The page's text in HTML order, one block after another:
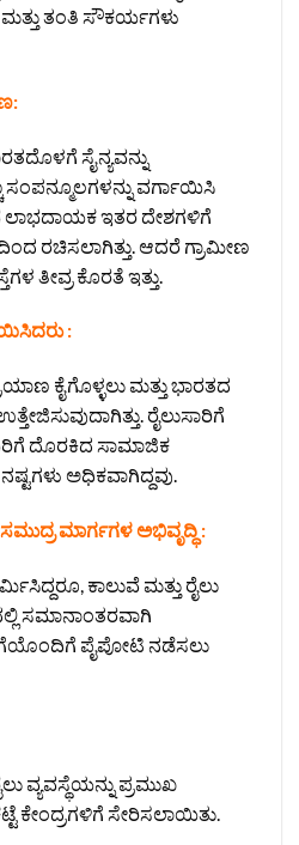
ತಂತಿ ಸೌಕರ್ಯಗಳು
ಸೈನ್ಯವನ್ನು
ಸಂಪನ್ಮೂಲಗಳನ್ನು ವರ್ಗಾಯಿಸಿ
ಇತರ ದೇಶಗಳಿಗೆ
ರಚಿಸಲಾಗಿತ್ತು. ಆದರೆ ಗ್ರಾಮೀಣ
ತೀವ್ರ ಕೊರತೆ ಇತ್ತು.
:
ಕೈಗೊಳ್ಳಲು ಮತ್ತು ಭಾರತದ
ರೈಲುಸಾರಿಗೆ
ದೊರಕಿದ ಸಾಮಾಜಿಕ
ಅಧಿಕವಾಗಿದ್ದವು.
ಮಾರ್ಗಗಳ ಅಭಿವೃದ್ಧಿ :
ಕಾಲುವೆ ಮತ್ತು ರೈಲು
ಸಮಾನಾಂತರವಾಗಿ
ಪೈಪೋಟಿ ನಡೆಸಲು
ವ್ಯವಸ್ಥೆಯನ್ನು ಪ್ರಮುಖ
ಕೇಂದ್ರಗಳಿಗೆ ಸೇರಿಸಲಾಯಿತು.